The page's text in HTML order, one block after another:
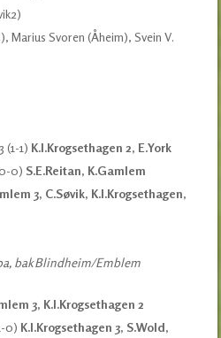
Marius Svoren (Åheim), Svein V.
(1-1) K.I.Krogsethagen 2, E.York
0) S.E.Reitan, K.Gamlem
3, C.Søvik, K.I.Krogsethagen,
bak Blindheim/Emblem
3, K.I.Krogsethagen 2
0) K.I.Krogsethagen 3, S.Wold,